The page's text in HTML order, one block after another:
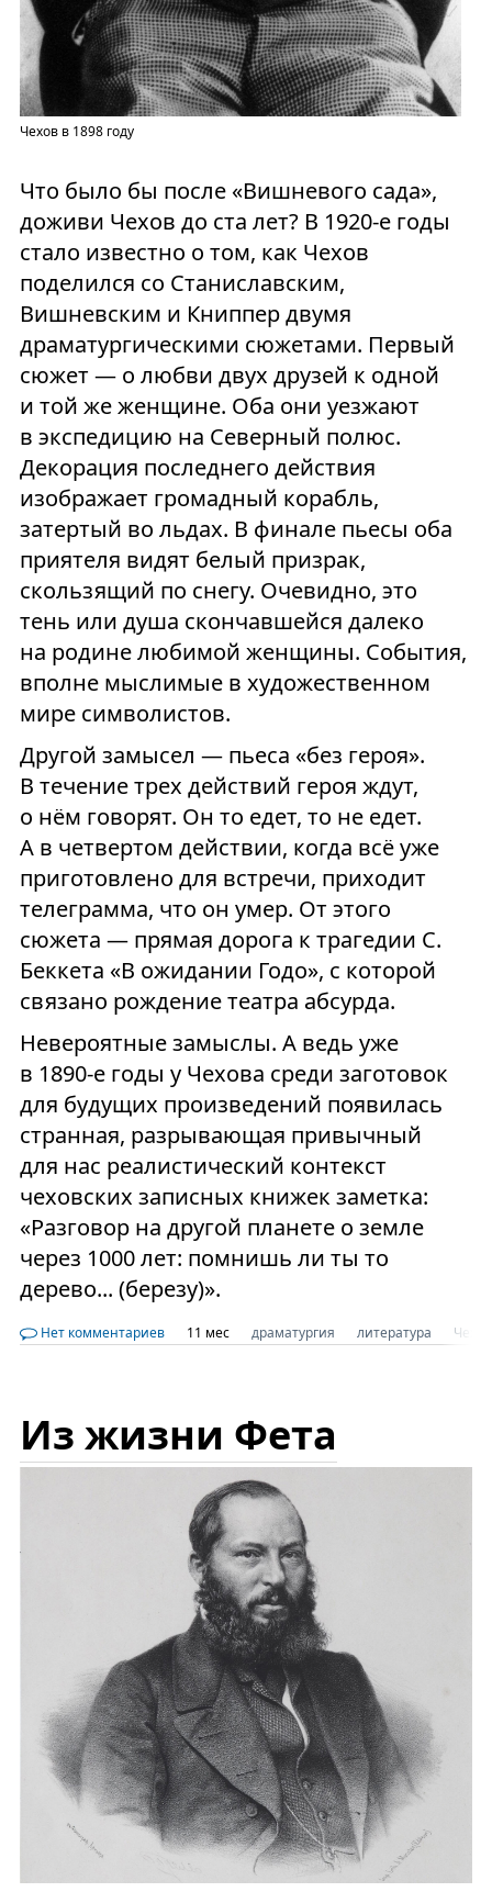
Чехов в 1898 году
Что было бы после «Вишневого сада»,
доживи Чехов до ста лет? В 1920-е годы
стало известно о том, как Чехов
поделился со Станиславским,
Вишневским и Книппер двумя
драматургическими сюжетами. Первый
сюжет — о любви двух друзей к одной
и той же женщине. Оба они уезжают
в экспедицию на Северный полюс.
Декорация последнего действия
изображает громадный корабль,
затертый во льдах. В финале пьесы оба
приятеля видят белый призрак,
скользящий по снегу. Очевидно, это
тень или душа скончавшейся далеко
на родине любимой женщины. События,
вполне мыслимые в художественном
мире символистов.
Другой замысел — пьеса «без героя».
В течение трех действий героя ждут,
о нём говорят. Он то едет, то не едет.
А в четвертом действии, когда всё уже
приготовлено для встречи, приходит
телеграмма, что он умер. От этого
сюжета — прямая дорога к трагедии С.
Беккета «В ожидании Годо», с которой
связано рождение театра абсурда.
Невероятные замыслы. А ведь уже
в 1890-е годы у Чехова среди заготовок
для будущих произведений появилась
странная, разрывающая привычный
для нас реалистический контекст
чеховских записных книжек заметка:
«Разговор на другой планете о земле
через 1000 лет: помнишь ли ты то
дерево... (березу)».
Нет комментариев 11 мес драматургия литература Чехов
Из жизни Фета